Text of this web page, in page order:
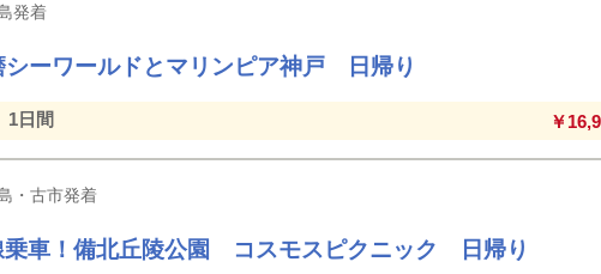
発着
シーワールドとマリンピア神戸 日帰り
1日間 ￥
・古市発着
乗車！備北丘陵公園 コスモスピクニック 日帰り